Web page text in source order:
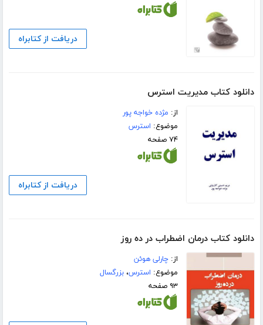
دریافت از کتابراه
دانلود کتاب مدیریت استرس
از: مژده خواجه پور
موضوع: استرس
۷۴ صفحه
دریافت از کتابراه
دانلود کتاب درمان اضطراب در ده روز
از:چارلی هوئن
موضوع: استرس،بزرگسال
۹۳ صفحه